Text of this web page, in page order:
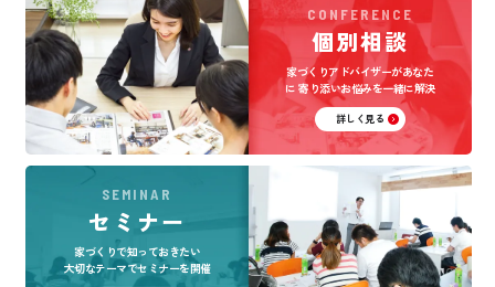
CONFERENCE
個別相談
家づくりアドバイザーがあなた
に寄り添いお悩みを一緒に解決
詳しく見る
SEMINAR
セミナー
家づくりで知っておきたい
大切なテーマでセミナーを開催